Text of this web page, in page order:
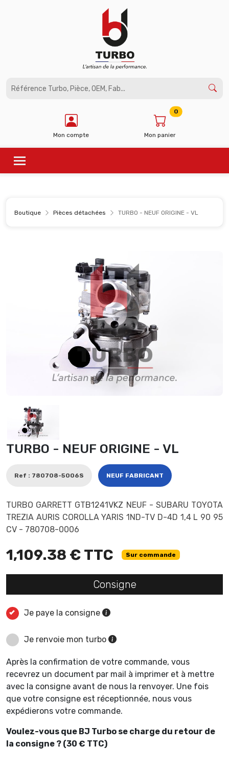
Mon compte Mon panier
0
Boutique Pièces détachées TURBO - NEUF ORIGINE - VL
TURBO - NEUF ORIGINE - VL
Ref : 780708-5006S NEUF FABRICANT
TURBO GARRETT GTB1241VKZ NEUF - SUBARU TOYOTA
TREZIA AURIS COROLLA YARIS 1ND-TV D-4D 1,4 L 90 95
CV - 780708-0006
1,109.38 € TTC Sur commande
Consigne
Je paye la consigne
Je renvoie mon turbo
Après la confirmation de votre commande, vous
recevrez un document par mail à imprimer et à mettre
avec la consigne avant de nous la renvoyer. Une fois
que votre consigne est réceptionnée, nous vous
expédierons votre commande.
Voulez-vous que BJ Turbo se charge du retour de
la consigne ? (30 € TTC)
Panneau de gestion des cookies